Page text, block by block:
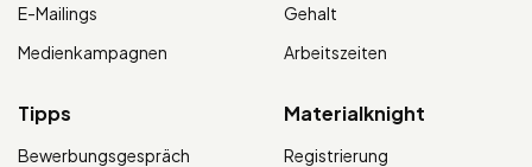
E-Mailings
Medienkampagnen
Gehalt
Arbeitszeiten
Tipps
Bewerbungsgespräch
Materialknight
Registrierung